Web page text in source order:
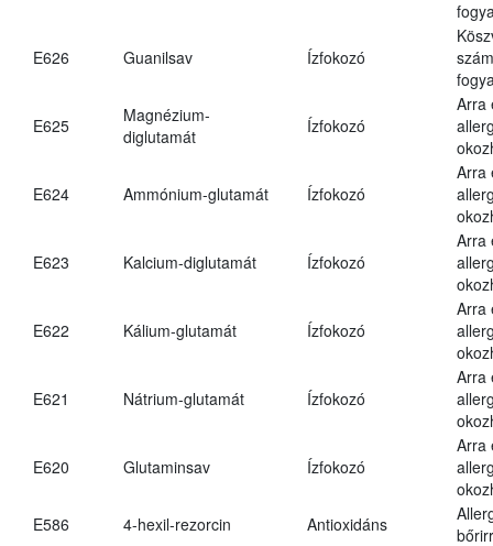
E626 Guanilsav Ízfokozó
E625
Magnézium-
diglutamát
Ízfokozó
Arra
E624 Ammónium-glutamát Ízfokozó
Arra
E623 Kalcium-diglutamát Ízfokozó
Arra
E622 Kálium-glutamát Ízfokozó
Arra
E621 Nátrium-glutamát Ízfokozó
Arra
E620 Glutaminsav Ízfokozó
Arra
E586
4-hexil-rezorcin Antioxidáns